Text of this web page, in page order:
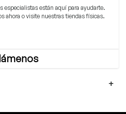
especialistas están aquí para ayudarte.
ahora o visite nuestras tiendas físicas.